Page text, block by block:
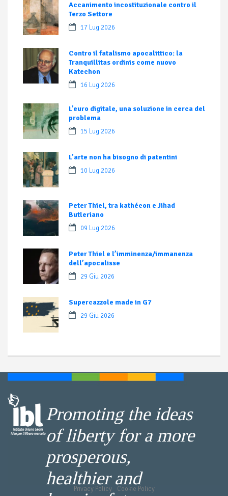
Accanimento incostituzionale contro il
Terzo Settore
17 Lug 2026
Contro il fatalismo apocalittico: la
Tranquillitas ordinis come nuovo
Katechon
16 Lug 2026
L’euro digitale, una soluzione in cerca del
problema
15 Lug 2026
L’arte non ha bisogno di patentini
10 Lug 2026
Peter Thiel, tra kathécon e Jihad
Butleriano
09 Lug 2026
Peter Thiel e l’imminenza/immanenza
dell’apocalisse
29 Giu 2026
Supercazzole made in G7
29 Giu 2026
Promoting the ideas
of liberty for a more
prosperous,
healthier and
Privacy Policy- Cookie Policy